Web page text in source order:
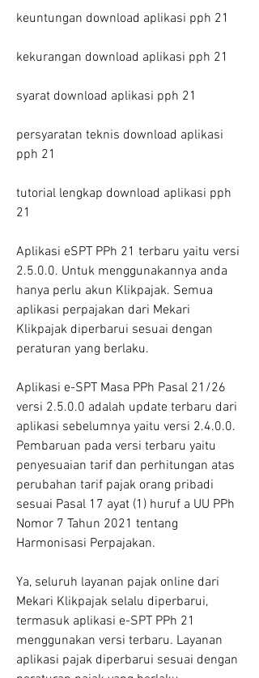
keuntungan download aplikasi pph 21
kekurangan download aplikasi pph 21
syarat download aplikasi pph 21
persyaratan teknis download aplikasi
pph 21
tutorial lengkap download aplikasi pph
21
Aplikasi eSPT PPh 21 terbaru yaitu versi
2.5.0.0. Untuk menggunakannya anda
hanya perlu akun Klikpajak. Semua
aplikasi perpajakan dari Mekari
Klikpajak diperbarui sesuai dengan
peraturan yang berlaku.
Aplikasi e-SPT Masa PPh Pasal 21/26
versi 2.5.0.0 adalah update terbaru dari
aplikasi sebelumnya yaitu versi 2.4.0.0.
Pembaruan pada versi terbaru yaitu
penyesuaian tarif dan perhitungan atas
perubahan tarif pajak orang pribadi
sesuai Pasal 17 ayat (1) huruf a UU PPh
Nomor 7 Tahun 2021 tentang
Harmonisasi Perpajakan.
Ya, seluruh layanan pajak online dari
Mekari Klikpajak selalu diperbarui,
termasuk aplikasi e-SPT PPh 21
menggunakan versi terbaru. Layanan
aplikasi pajak diperbarui sesuai dengan